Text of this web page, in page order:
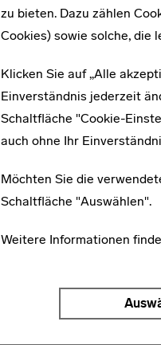
zu bieten. Dazu zählen
Cookies) sowie solche, die
Klicken Sie auf „Alle
Einverständnis jederzeit
Schaltfläche "Cookie-
auch ohne Ihr
Möchten Sie die
Schaltfläche "Auswählen".
Weitere Informationen